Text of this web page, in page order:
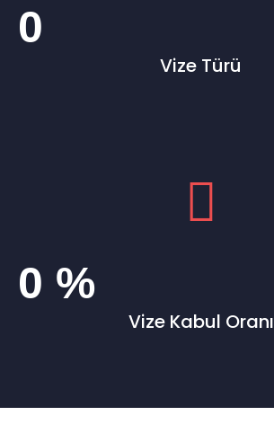
0
Vize Türü
0 %
Vize Kabul Oranı